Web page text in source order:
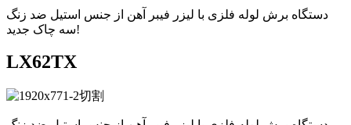
دستگاه برش لوله فلزی با لیزر فیبر آهن از جنس استیل ضد زنگ
سه چاک جدید!
LX62TX